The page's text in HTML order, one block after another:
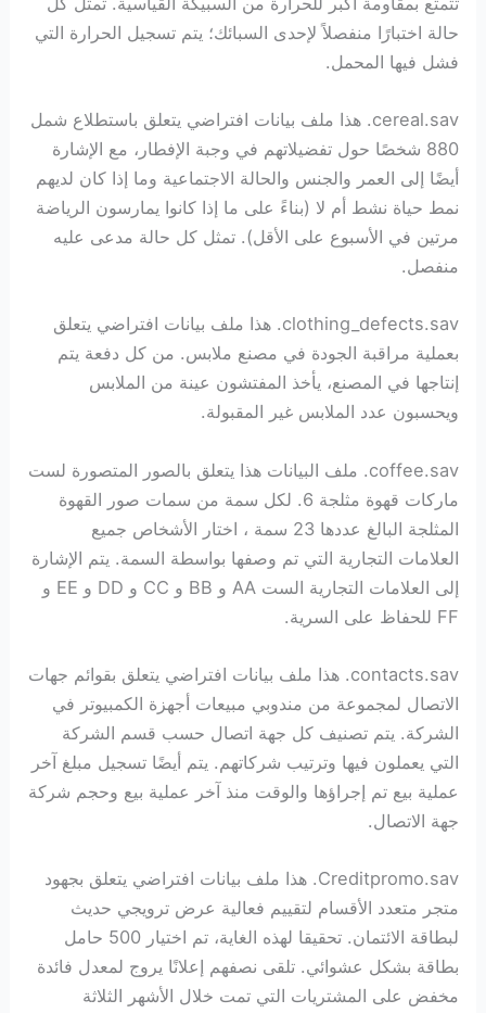
حالة اختبارًا منفصلاً لإحدى السبائك؛ يتم تسجيل الحرارة التي
فشل فيها المحمل.
cereal.sav. هذا ملف بيانات افتراضي يتعلق باستطلاع شمل
880 شخصًا حول تفضيلاتهم في وجبة الإفطار، مع الإشارة
أيضًا إلى العمر والجنس والحالة الاجتماعية وما إذا كان لديهم
نمط حياة نشط أم لا (بناءً على ما إذا كانوا يمارسون الرياضة
مرتين في الأسبوع على الأقل). تمثل كل حالة مدعى عليه
منفصل.
clothing_defects.sav. هذا ملف بيانات افتراضي يتعلق
بعملية مراقبة الجودة في مصنع ملابس. من كل دفعة يتم
إنتاجها في المصنع، يأخذ المفتشون عينة من الملابس
ويحسبون عدد الملابس غير المقبولة.
coffee.sav. ملف البيانات هذا يتعلق بالصور المتصورة لست
ماركات قهوة مثلجة 6. لكل سمة من سمات صور القهوة
المثلجة البالغ عددها 23 سمة ، اختار الأشخاص جميع
العلامات التجارية التي تم وصفها بواسطة السمة. يتم الإشارة
إلى العلامات التجارية الست AA و BB و CC و DD و EE و
FF للحفاظ على السرية.
contacts.sav. هذا ملف بيانات افتراضي يتعلق بقوائم جهات
الاتصال لمجموعة من مندوبي مبيعات أجهزة الكمبيوتر في
الشركة. يتم تصنيف كل جهة اتصال حسب قسم الشركة
التي يعملون فيها وترتيب شركاتهم. يتم أيضًا تسجيل مبلغ آخر
عملية بيع تم إجراؤها والوقت منذ آخر عملية بيع وحجم شركة
جهة الاتصال.
Creditpromo.sav. هذا ملف بيانات افتراضي يتعلق بجهود
متجر متعدد الأقسام لتقييم فعالية عرض ترويجي حديث
لبطاقة الائتمان. تحقيقا لهذه الغاية، تم اختيار 500 حامل
بطاقة بشكل عشوائي. تلقى نصفهم إعلانًا يروج لمعدل فائدة
مخفض على المشتريات التي تمت خلال الأشهر الثلاثة